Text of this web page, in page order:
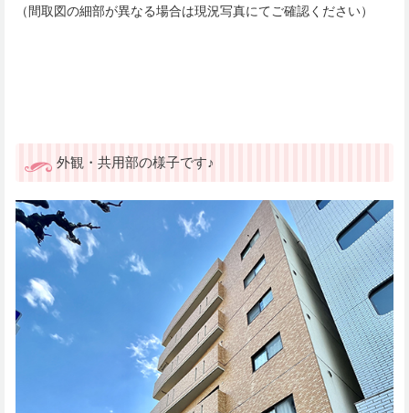
（間取図の細部が異なる場合は現況写真にてご確認ください）
外観・共用部の様子です♪